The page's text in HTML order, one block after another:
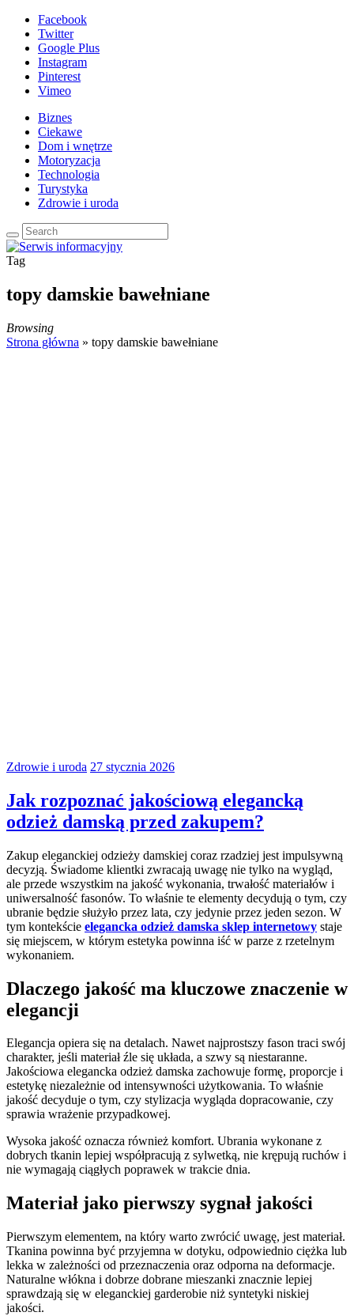
Facebook
Twitter
Google Plus
Instagram
Pinterest
Vimeo
Biznes
Ciekawe
Dom i wnętrze
Motoryzacja
Technologia
Turystyka
Zdrowie i uroda
Tag
topy damskie bawełniane
Browsing
Strona główna » topy damskie bawełniane
Zdrowie i uroda 27 stycznia 2026
Jak rozpoznać jakościową elegancką
odzież damską przed zakupem?
Zakup eleganckiej odzieży damskiej coraz rzadziej jest impulsywną
decyzją. Świadome klientki zwracają uwagę nie tylko na wygląd,
ale przede wszystkim na jakość wykonania, trwałość materiałów i
uniwersalność fasonów. To właśnie te elementy decydują o tym, czy
ubranie będzie służyło przez lata, czy jedynie przez jeden sezon. W
tym kontekście elegancka odzież damska sklep internetowy staje
się miejscem, w którym estetyka powinna iść w parze z rzetelnym
wykonaniem.
Dlaczego jakość ma kluczowe znaczenie w
elegancji
Elegancja opiera się na detalach. Nawet najprostszy fason traci swój
charakter, jeśli materiał źle się układa, a szwy są niestaranne.
Jakościowa elegancka odzież damska zachowuje formę, proporcje i
estetykę niezależnie od intensywności użytkowania. To właśnie
jakość decyduje o tym, czy stylizacja wygląda dopracowanie, czy
sprawia wrażenie przypadkowej.
Wysoka jakość oznacza również komfort. Ubrania wykonane z
dobrych tkanin lepiej współpracują z sylwetką, nie krępują ruchów i
nie wymagają ciągłych poprawek w trakcie dnia.
Materiał jako pierwszy sygnał jakości
Pierwszym elementem, na który warto zwrócić uwagę, jest materiał.
Tkanina powinna być przyjemna w dotyku, odpowiednio ciężka lub
lekka w zależności od przeznaczenia oraz odporna na deformacje.
Naturalne włókna i dobrze dobrane mieszanki znacznie lepiej
sprawdzają się w eleganckiej garderobie niż syntetyki niskiej
jakości.